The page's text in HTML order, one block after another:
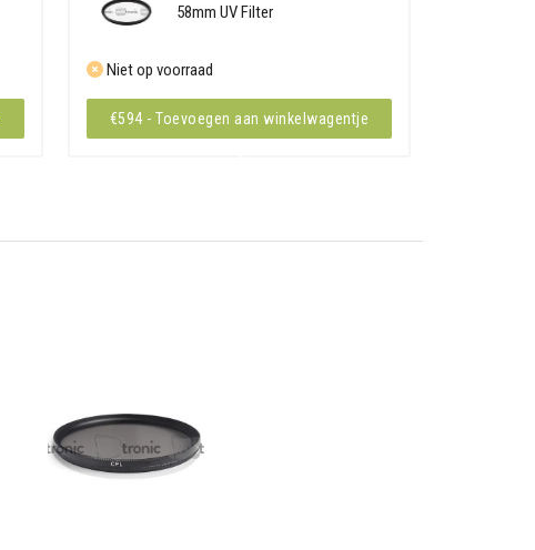
58mm UV Filter
Niet op voorraad
€594 - Toevoegen aan winkelwagentje